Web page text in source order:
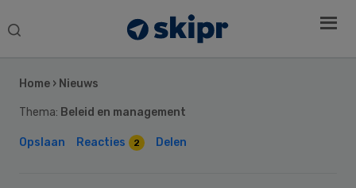
Search
Home › Nieuws
Thema: Beleid en management
Opslaan Reacties 2 Delen
Sidebar